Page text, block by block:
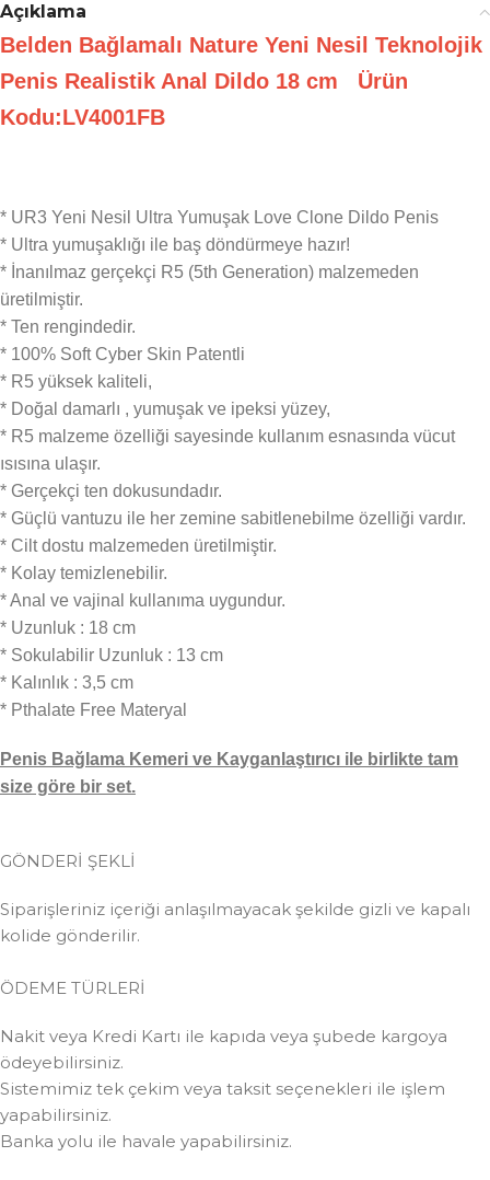
Açıklama
Belden Bağlamalı Nature Yeni Nesil Teknolojik
Penis Realistik Anal Dildo 18 cm Ürün
Kodu:LV4001FB
* UR3 Yeni Nesil Ultra Yumuşak Love Clone Dildo Penis
* Ultra yumuşaklığı ile baş döndürmeye hazır!
* İnanılmaz gerçekçi R5 (5th Generation) malzemeden
üretilmiştir.
* Ten rengindedir.
* 100% Soft Cyber Skin Patentli
* R5 yüksek kaliteli,
* Doğal damarlı , yumuşak ve ipeksi yüzey,
* R5 malzeme özelliği sayesinde kullanım esnasında vücut
ısısına ulaşır.
* Gerçekçi ten dokusundadır.
* Güçlü vantuzu ile her zemine sabitlenebilme özelliği vardır.
* Cilt dostu malzemeden üretilmiştir.
* Kolay temizlenebilir.
* Anal ve vajinal kullanıma uygundur.
* Uzunluk : 18 cm
* Sokulabilir Uzunluk : 13 cm
* Kalınlık : 3,5 cm
* Pthalate Free Materyal
Penis Bağlama Kemeri ve Kayganlaştırıcı ile birlikte tam
size göre bir set.
GÖNDERİ ŞEKLİ
Siparişleriniz içeriği anlaşılmayacak şekilde gizli ve kapalı
kolide gönderilir.
ÖDEME TÜRLERİ
Nakit veya Kredi Kartı ile kapıda veya şubede kargoya
ödeyebilirsiniz.
Sistemimiz tek çekim veya taksit seçenekleri ile işlem
yapabilirsiniz.
Banka yolu ile havale yapabilirsiniz.